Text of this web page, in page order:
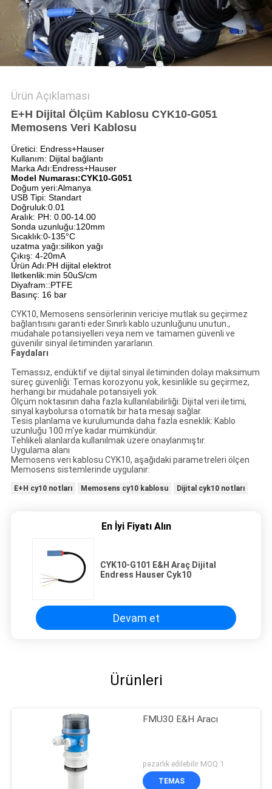
Ürün Açıklaması
E+H Dijital Ölçüm Kablosu CYK10-G051
Memosens Veri Kablosu
Üretici: Endress+Hauser
Kullanım: Dijital bağlantı
Marka Adı:Endress+Hauser
Model Numarası:CYK10-G051
Doğum yeri:Almanya
USB Tipi: Standart
Doğruluk:0.01
Aralık: PH: 0.00-14.00
Sonda uzunluğu:120mm
Sıcaklık:0-135°C
uzatma yağı:silikon yağı
Çıkış: 4-20mA
Ürün Adı:PH dijital elektrot
Iletkenlik:min 50uS/cm
Diyafram::PTFE
Basınç: 16 bar
CYK10, Memosens sensörlerinin vericiye mutlak su geçirmez
bağlantısını garanti eder.Sınırlı kablo uzunluğunu unutun.,
müdahale potansiyelleri veya nem ve tamamen güvenli ve
güvenilir sinyal iletiminden yararlanın.
Faydaları
Temassız, endüktif ve dijital sinyal iletiminden dolayı maksimum
süreç güvenliği: Temas korozyonu yok, kesinlikle su geçirmez,
herhangi bir müdahale potansiyeli yok.
Ölçüm noktasının daha fazla kullanılabilirliği: Dijital veri iletimi,
sinyal kaybolursa otomatik bir hata mesajı sağlar.
Tesis planlama ve kurulumunda daha fazla esneklik: Kablo
uzunluğu 100 m'ye kadar mümkündür.
Tehlikeli alanlarda kullanılmak üzere onaylanmıştır.
Uygulama alanı
Memosens veri kablosu CYK10, aşağıdaki parametreleri ölçen
Memosens sistemlerinde uygulanır:
E+H cy10 notları Memosens cy10 kablosu Dijital cyk10 notları
En İyi Fiyatı Alın
CYK10-G101 E&H Araç Dijital
Endress Hauser Cyk10
Devam et
Ürünleri
FMU30 E&H Aracı
pazarlık edilebilir MOQ:1
TEMAS